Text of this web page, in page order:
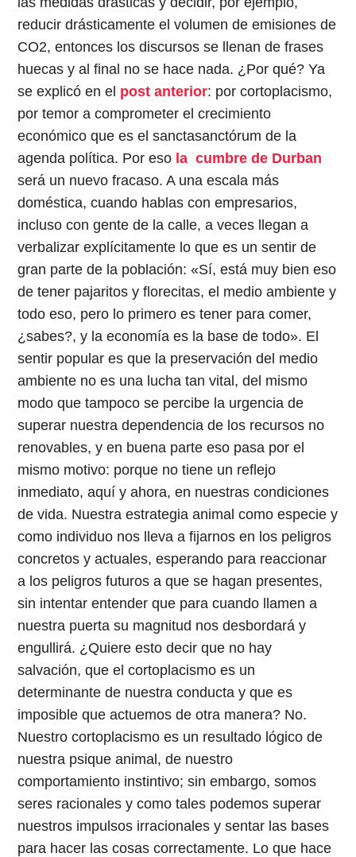
reducir drásticamente el volumen de emisiones de
CO2, entonces los discursos se llenan de frases
huecas y al final no se hace nada. ¿Por qué? Ya
se explicó en el post anterior: por cortoplacismo,
por temor a comprometer el crecimiento
económico que es el sanctasanctórum de la
agenda política. Por eso la cumbre de Durban
será un nuevo fracaso. A una escala más
doméstica, cuando hablas con empresarios,
incluso con gente de la calle, a veces llegan a
verbalizar explícitamente lo que es un sentir de
gran parte de la población: «Sí, está muy bien eso
de tener pajaritos y florecitas, el medio ambiente y
todo eso, pero lo primero es tener para comer,
¿sabes?, y la economía es la base de todo». El
sentir popular es que la preservación del medio
ambiente no es una lucha tan vital, del mismo
modo que tampoco se percibe la urgencia de
superar nuestra dependencia de los recursos no
renovables, y en buena parte eso pasa por el
mismo motivo: porque no tiene un reflejo
inmediato, aquí y ahora, en nuestras condiciones
de vida. Nuestra estrategia animal como especie y
como individuo nos lleva a fijarnos en los peligros
concretos y actuales, esperando para reaccionar
a los peligros futuros a que se hagan presentes,
sin intentar entender que para cuando llamen a
nuestra puerta su magnitud nos desbordará y
engullirá. ¿Quiere esto decir que no hay
salvación, que el cortoplacismo es un
determinante de nuestra conducta y que es
imposible que actuemos de otra manera? No.
Nuestro cortoplacismo es un resultado lógico de
nuestra psique animal, de nuestro
comportamiento instintivo; sin embargo, somos
seres racionales y como tales podemos superar
nuestros impulsos irracionales y sentar las bases
para hacer las cosas correctamente. Lo que hace